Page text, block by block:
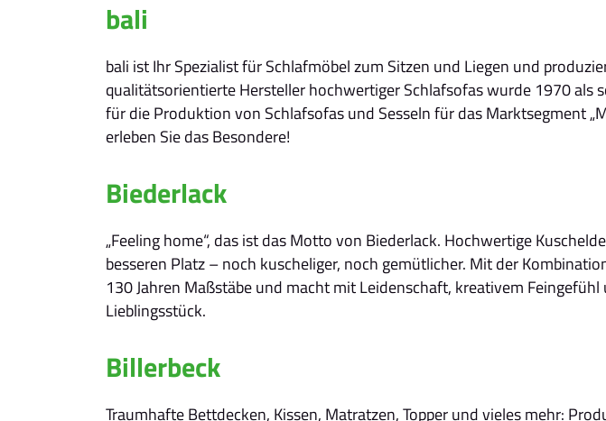
bali
bali ist Ihr Spezialist für Schlafmöbel zum Sitzen und Liegen und
qualitätsorientierte Hersteller hochwertiger Schlafsofas wurde 1970 als
für die Produktion von Schlafsofas und Sesseln für das Marktsegment
erleben Sie das Besondere!
Biederlack
„Feeling home“, das ist das Motto von Biederlack. Hochwertige
besseren Platz – noch kuscheliger, noch gemütlicher. Mit der
130 Jahren Maßstäbe und macht mit Leidenschaft, kreativem
Lieblingsstück.
Billerbeck
Traumhafte Bettdecken, Kissen, Matratzen, Topper und vieles mehr: